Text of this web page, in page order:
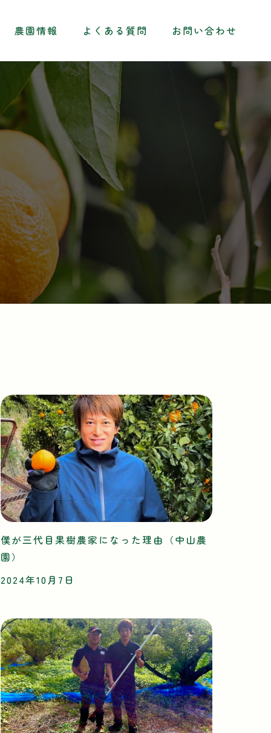
農園情報 よくある質問 お問い合わせ
農園情報 よくある質問 お問い合わせ
僕が三代目果樹農家になった理由（中山農
園）
2024年10月7日